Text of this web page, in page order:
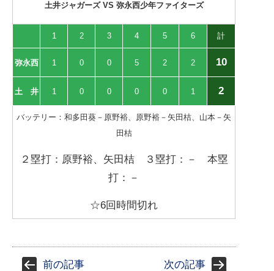
土井ジャガーズ VS 弥永西少年ファイターズ
1 2 3 4 5 6 計
弥永西 1 0 0 5 2 2 10
土 井 1 0 0 0 0 1 2
バッテリー：和多田葵－原野裕、原野裕－矢田桔、山本－矢
田桔
２塁打：原野裕、矢田桔 ３塁打：－ 本塁
打：－
☆6回時間切れ
前の記事 次の記事